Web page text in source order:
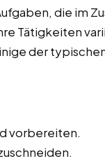
die im
Tätigkeiten
der
vorbereiten.